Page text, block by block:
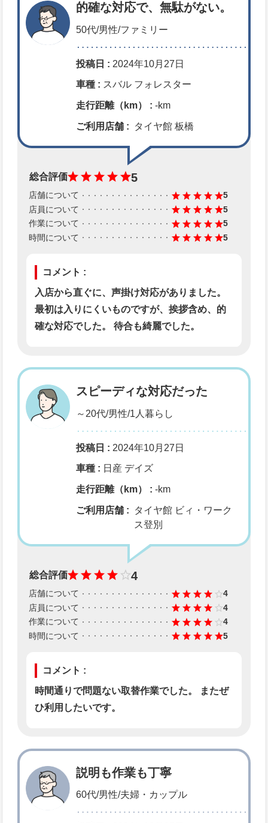
的確な対応で、無駄がない。
50代/男性/ファミリー
投稿日 : 2024年10月27日
車種 : スバル フォレスター
走行距離（km） : -km
ご利用店舗 : タイヤ館 板橋
総合評価 5
店舗について
5
店員について
5
作業について
5
時間について
5
コメント :
入店から直ぐに、声掛け対応がありました。
最初は入りにくいものですが、挨拶含め、的
確な対応でした。 待合も綺麗でした。
スピーディな対応だった
～20代/男性/1人暮らし
投稿日 : 2024年10月27日
車種 : 日産 デイズ
走行距離（km） : -km
ご利用店舗 :
タイヤ館 ビィ・ワーク
ス登別
総合評価 4
店舗について
4
店員について
4
作業について
4
時間について
5
コメント :
時間通りで問題ない取替作業でした。 またぜ
ひ利用したいです。
説明も作業も丁寧
60代/男性/夫婦・カップル